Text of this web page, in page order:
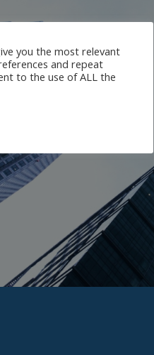
you the most relevant
and repeat
to the use of ALL the